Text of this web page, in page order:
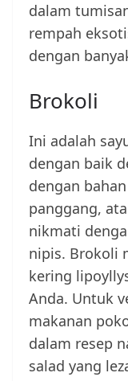
dalam
rempah
dengan
Brokoli
Ini adalah
dengan baik
dengan
panggang,
nikmati
nipis. Brokoli
kering
Anda. Untuk
makanan
dalam resep
salad yang